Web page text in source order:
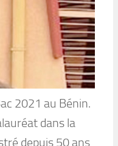
2021 au Bénin.
dans la
depuis 50 ans